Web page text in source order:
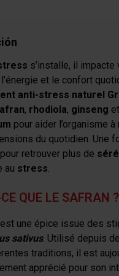
s’installe, il impacte
l’énergie et le confort
anti-stress naturel
, rhodiola, ginseng et
pour aider l’organisme
du quotidien. Une
retrouver plus de
au stress.
QUE LE SAFRAN ?
une épice issue des
sativus. Utilisé depuis
traditions, il est
apprécié pour son